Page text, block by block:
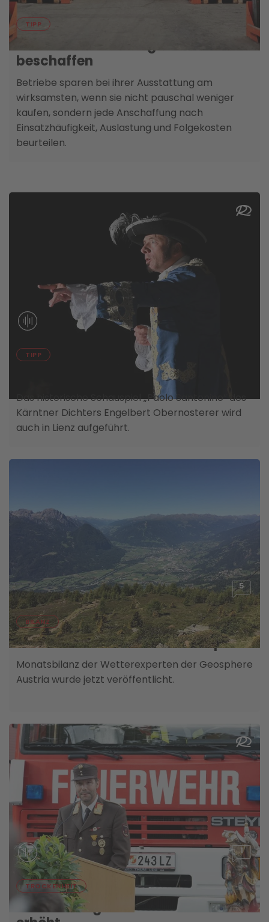
TIPP 05. AUGUST
beschaffen
Betriebe sparen bei ihrer Ausstattung am
wirksamsten, wenn sie nicht pauschal weniger
kaufen, sondern jede Anschaffung nach
Einsatzhäufigkeit, Auslastung und Folgekosten
beurteilen.
TIPP
Ein Sittenbild vergangener Zeiten
Das historische Schauspiel „Paolo Santonino“ des
Kärntner Dichters Engelbert Obernosterer wird
auch in Lienz aufgeführt.
5
BILANZ 04. AUGUST
Lienz war Sonnenschein-Hotspot
Monatsbilanz der Wetterexperten der Geosphere
Austria wurde jetzt veröffentlicht.
1
TROCKENHEIT 04. AUGUST
Waldbrandgefahr bleibt weiterhin